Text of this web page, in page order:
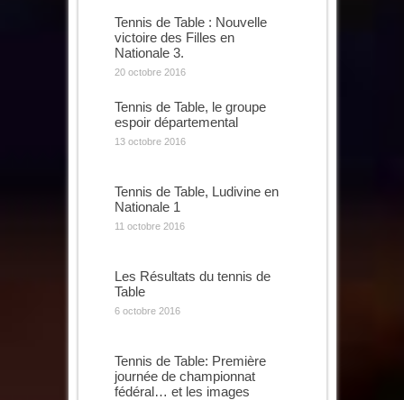
Tennis de Table : Nouvelle
victoire des Filles en
Nationale 3.
20 octobre 2016
Tennis de Table, le groupe
espoir départemental
13 octobre 2016
Tennis de Table, Ludivine en
Nationale 1
11 octobre 2016
Les Résultats du tennis de
Table
6 octobre 2016
Tennis de Table: Première
journée de championnat
fédéral… et les images